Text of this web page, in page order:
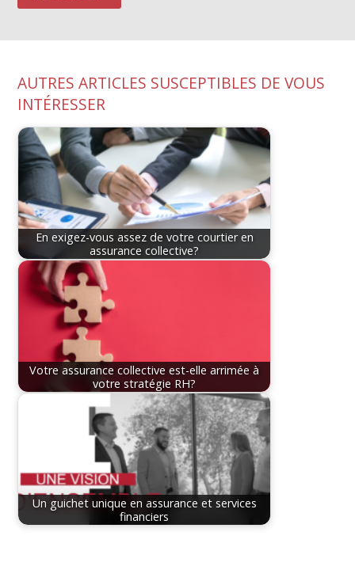
AUTRES ARTICLES SUSCEPTIBLES DE VOUS
INTÉRESSER
En exigez-vous assez de votre courtier en
assurance collective?
Votre assurance collective est-elle arrimée à
votre stratégie RH?
Un guichet unique en assurance et services
financiers